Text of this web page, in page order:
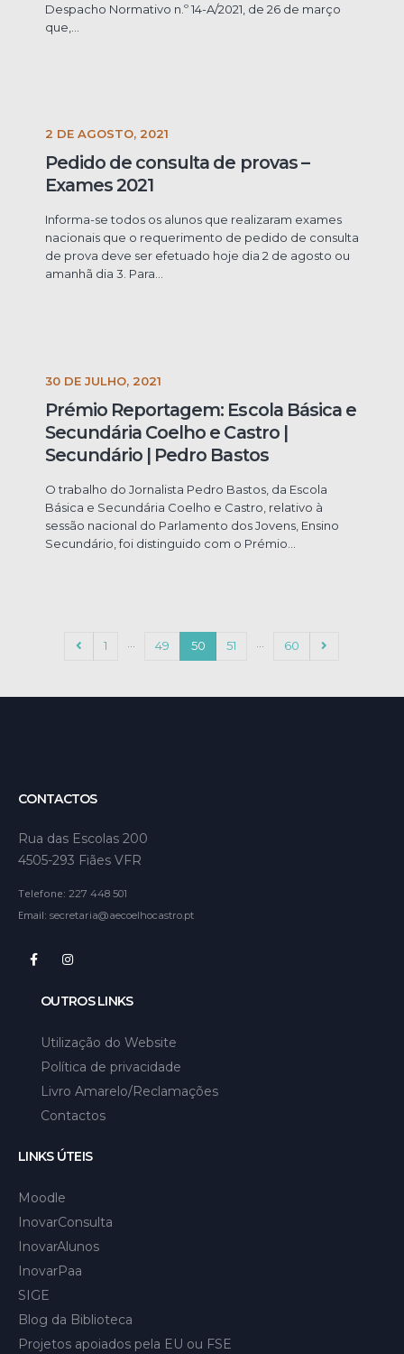
Despacho Normativo n.º 14-A/2021, de 26 de março
que,...
2 DE AGOSTO, 2021
Pedido de consulta de provas –
Exames 2021
Informa-se todos os alunos que realizaram exames
nacionais que o requerimento de pedido de consulta
de prova deve ser efetuado hoje dia 2 de agosto ou
amanhã dia 3. Para...
30 DE JULHO, 2021
Prémio Reportagem: Escola Básica e
Secundária Coelho e Castro |
Secundário | Pedro Bastos
O trabalho do Jornalista Pedro Bastos, da Escola
Básica e Secundária Coelho e Castro, relativo à
sessão nacional do Parlamento dos Jovens, Ensino
Secundário, foi distinguido com o Prémio...
1 … 49 50 51 … 60
CONTACTOS
Rua das Escolas 200
4505-293 Fiães VFR
Telefone: 227 448 501
Email: secretaria@aecoelhocastro.pt
OUTROS LINKS
Utilização do Website
Política de privacidade
Livro Amarelo/Reclamações
Contactos
LINKS ÚTEIS
Moodle
InovarConsulta
InovarAlunos
InovarPaa
SIGE
Blog da Biblioteca
Projetos apoiados pela EU ou FSE